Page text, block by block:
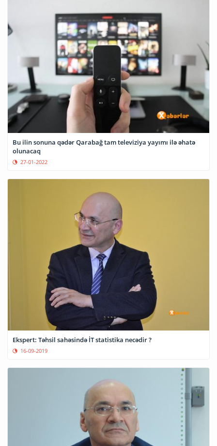
Bu ilin sonuna qədər Qarabağ tam televiziya yayımı ilə əhatə
olunacaq
27-01-2022
Ekspert: Təhsil sahəsində İT statistika necədir ?
16-09-2019